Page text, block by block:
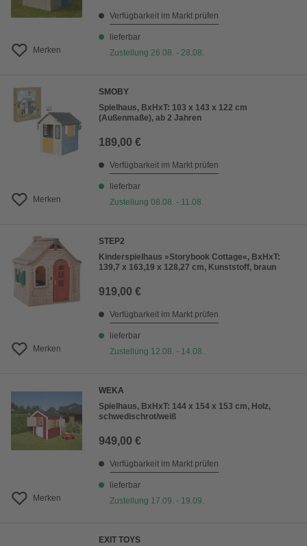
Merken
Verfügbarkeit im Markt prüfen
lieferbar
Zustellung 26.08. - 28.08.
Merken
SMOBY
Spielhaus, BxHxT: 103 x 143 x 122 cm
(Außenmaße), ab 2 Jahren
189,00 €
Verfügbarkeit im Markt prüfen
lieferbar
Zustellung 08.08. - 11.08.
Merken
STEP2
Kinderspielhaus »Storybook Cottage«, BxHxT:
139,7 x 163,19 x 128,27 cm, Kunststoff, braun
919,00 €
Verfügbarkeit im Markt prüfen
lieferbar
Zustellung 12.08. - 14.08.
Merken
WEKA
Spielhaus, BxHxT: 144 x 154 x 153 cm, Holz,
schwedischrot/weiß
949,00 €
Verfügbarkeit im Markt prüfen
lieferbar
Zustellung 17.09. - 19.09.
EXIT TOYS